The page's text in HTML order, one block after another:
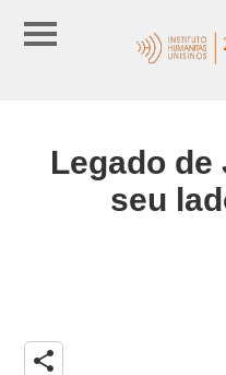
Legado
seu
share